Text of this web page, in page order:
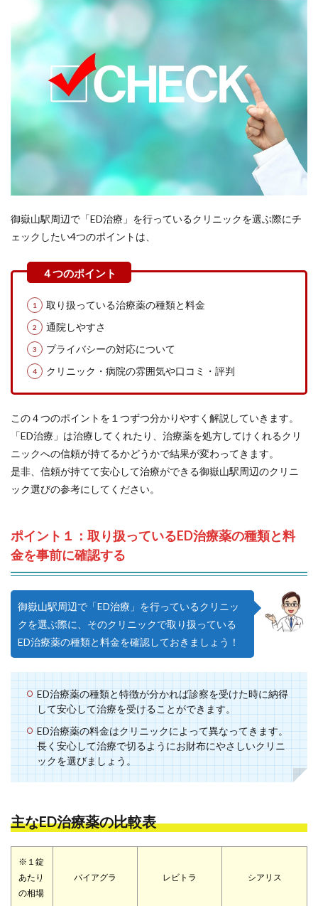
御嶽山駅周辺で「ED治療」を行っているクリニックを選ぶ際にチ
ェックしたい4つのポイントは、
取り扱っている治療薬の種類と料金
通院しやすさ
プライバシーの対応について
クリニック・病院の雰囲気や口コミ・評判
この４つのポイントを１つずつ分かりやすく解説していきます。
「ED治療」は治療してくれたり、治療薬を処方してけくれるクリ
ニックへの信頼が持てるかどうかで結果が変わってきます。
是非、信頼が持てて安心して治療ができる御嶽山駅周辺のクリニ
ック選びの参考にしてください。
ポイント１：取り扱っているED治療薬の種類と料
金を事前に確認する
御嶽山駅周辺で「ED治療」を行っているクリニッ
クを選ぶ際に、そのクリニックで取り扱っている
ED治療薬の種類と料金を確認しておきましょう！
ED治療薬の種類と特徴が分かれば診察を受けた時に納得
して安心して治療を受けることができます。
ED治療薬の料金はクリニックによって異なってきます。
長く安心して治療で切るようにお財布にやさしいクリニ
ックを選びましょう。
主なED治療薬の比較表
※１錠
あたり
の相場
バイアグラ レビトラ シアリス